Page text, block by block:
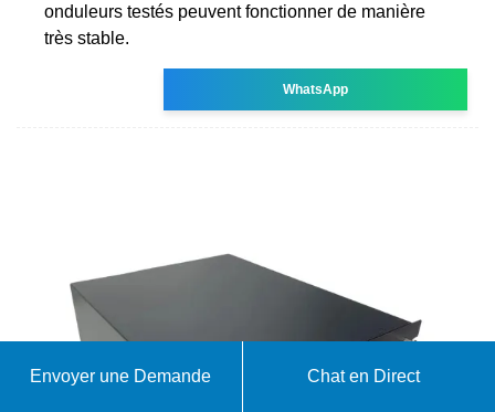
onduleurs testés peuvent fonctionner de manière
très stable.
WhatsApp
Envoyer une Demande Chat en Direct